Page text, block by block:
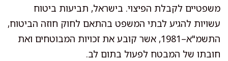
משפטיים לקבלת הפיצוי. בישראל, תביעות ביטוח
עשויות להגיע לבתי המשפט בהתאם לחוק חוזה הביטוח,
התשמ"א–1981, אשר קובע את זכויות המבוטחים ואת
חובתו של המבטח לפעול בתום לב.